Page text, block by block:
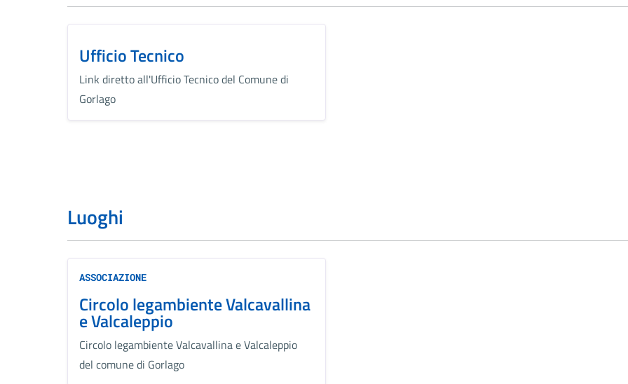
Ufficio Tecnico
Link diretto all'Ufficio Tecnico del Comune di
Gorlago
Luoghi
ASSOCIAZIONE
Circolo legambiente Valcavallina
e Valcaleppio
Circolo legambiente Valcavallina e Valcaleppio
del comune di Gorlago